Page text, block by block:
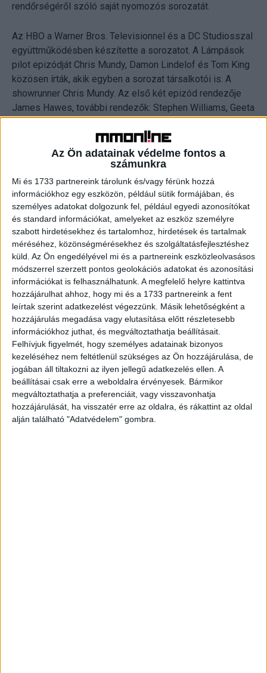
Az Ön adatainak védelme fontos a
számunkra
Mi és 1733 partnereink tárolunk és/vagy férünk hozzá
információkhoz egy eszközön, például sütik formájában, és
személyes adatokat dolgozunk fel, például egyedi azonosítókat
és standard információkat, amelyeket az eszköz személyre
szabott hirdetésekhez és tartalomhoz, hirdetések és tartalmak
méréséhez, közönségmérésekhez és szolgáltatásfejlesztéshez
küld. Az Ön engedélyével mi és a partnereink eszközleolvasásos
módszerrel szerzett pontos geolokációs adatokat és azonosítási
információkat is felhasználhatunk. A megfelelő helyre kattintva
hozzájárulhat ahhoz, hogy mi és a 1733 partnereink a fent
leírtak szerint adatkezelést végezzünk. Másik lehetőségként a
hozzájárulás megadása vagy elutasítása előtt részletesebb
információkhoz juthat, és megváltoztathatja beállításait.
Felhívjuk figyelmét, hogy személyes adatainak bizonyos
kezeléséhez nem feltétlenül szükséges az Ön hozzájárulása, de
jogában áll tiltakozni az ilyen jellegű adatkezelés ellen. A
beállításai csak erre a weboldalra érvényesek. Bármikor
megváltoztathatja a preferenciáit, vagy visszavonhatja
hozzájárulását, ha visszatér erre az oldalra, és rákattint az oldal
alján található "Adatvédelem" gombra.
rendőrségéről szóló saját nyomozós sorozatát.
Az HBO a Warner Bros. Televisionnel és a DC Studiosszal
együttműködésben készítette a sorozatot. A Lámpások
pilot epizódját Chris Mundy, Damon Lindelof és Tom King
közösen írták, akik egyben a sorozat társalkotói is. A
showrunner Chris Mundy. Az első két epizód rendezője
James Hawes, további rendezők: Stephen Williams, Geeta
Vasant Patel és Alik Sakharov. A sorozat executive
producerei: Mundy, Lindelof, James Gunn, Peter Safran,
King, Ron Schmidt és Hawes. A történet a „Green Lantern”
DC-képregényszereplőin alapul.
OLVASTA MÁR?